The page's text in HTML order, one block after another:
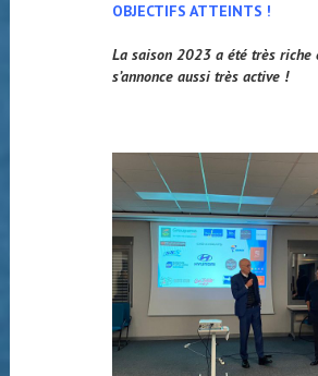
OBJECTIFS ATTEINTS !
La saison 2023 a été très riche
s’annonce aussi très active !